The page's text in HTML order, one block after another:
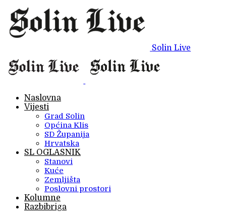
Solin Live
Naslovna
Vijesti
Grad Solin
Općina Klis
SD Županija
Hrvatska
SL OGLASNIK
Stanovi
Kuće
Zemljišta
Poslovni prostori
Kolumne
Razbibriga